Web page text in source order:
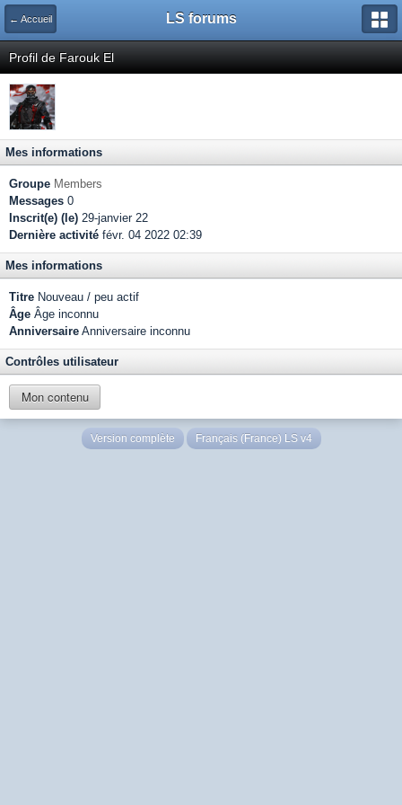
← Accueil LS forums
Profil de Farouk El
Mes informations
Groupe Members
Messages 0
Inscrit(e) (le) 29-janvier 22
Dernière activité févr. 04 2022 02:39
Mes informations
Titre Nouveau / peu actif
Âge Âge inconnu
Anniversaire Anniversaire inconnu
Contrôles utilisateur
Mon contenu
Version complète Français (France) LS v4